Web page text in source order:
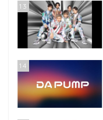
13
14